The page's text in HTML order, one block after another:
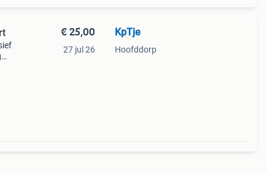
€ 25,00
27 jul 26
KpTje
Hoofddorp